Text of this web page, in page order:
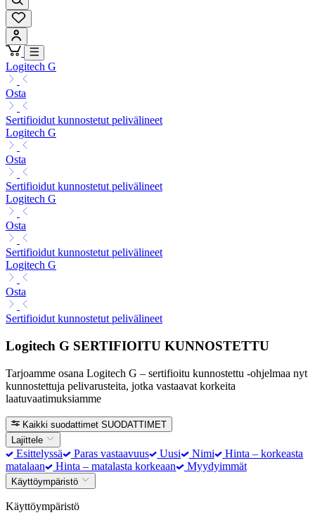
Logitech G
Osta
Sertifioidut kunnostetut pelivälineet
Logitech G
Osta
Sertifioidut kunnostetut pelivälineet
Logitech G
Osta
Sertifioidut kunnostetut pelivälineet
Logitech G
Osta
Sertifioidut kunnostetut pelivälineet
Logitech G SERTIFIOITU KUNNOSTETTU
Tarjoamme osana Logitech G – sertifioitu kunnostettu -ohjelmaa nyt
kunnostettuja pelivarusteita, jotka vastaavat korkeita
laatuvaatimuksiamme
Kaikki suodattimet SUODATTIMET
Lajittele
Esittelyssä Paras vastaavuus Uusi Nimi
Hinta – korkeasta
matalaan
Hinta – matalasta korkeaan Myydyimmät
Käyttöympäristö
Käyttöympäristö